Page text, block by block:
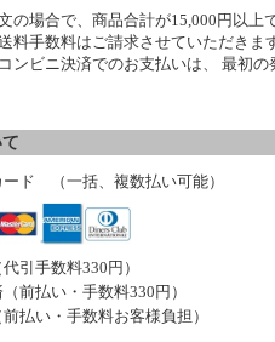
の場合で、商品合計が15,000円以上
料手数料はご請求させていただきま
ンビニ決済でのお支払いは、 最初
ード （一括、複数払い可能）
引手数料330円）
前払い・手数料330円）
払い・手数料お客様負担）